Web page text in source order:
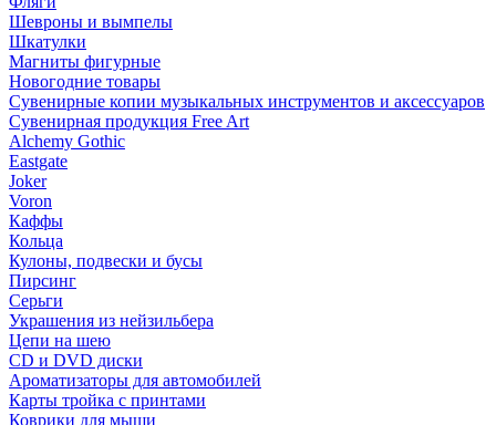
Шевроны и вымпелы
Шкатулки
Магниты фигурные
Новогодние товары
Сувенирные копии музыкальных инструментов и аксессуаров
Сувенирная продукция Free Art
Alchemy Gothic
Eastgate
Joker
Voron
Каффы
Кольца
Кулоны, подвески и бусы
Пирсинг
Серьги
Украшения из нейзильбера
Цепи на шею
CD и DVD диски
Ароматизаторы для автомобилей
Карты тройка с принтами
Коврики для мыши